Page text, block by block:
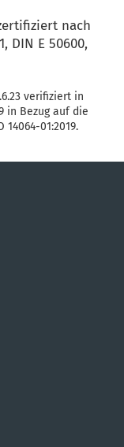
nach
DIN E 50600,
in Bezug auf die
01:2019.